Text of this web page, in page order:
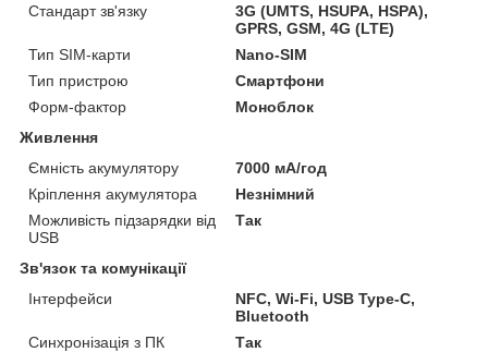
Стандарт зв'язку
3G (UMTS, HSUPA, HSPA),
GPRS, GSM, 4G (LTE)
Тип SIM-карти
Nano-SIM
Тип пристрою
Смартфони
Форм-фактор
Моноблок
Живлення
Ємність акумулятору
7000 мА/год
Кріплення акумулятора
Незнімний
Можливість підзарядки від
USB
Так
Зв'язок та комунікації
Інтерфейси
NFC, Wi-Fi, USB Type-C,
Bluetooth
Синхронізація з ПК
Так